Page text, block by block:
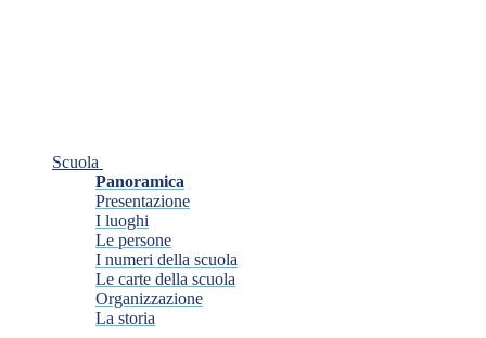
Scuola
Panoramica
Presentazione
I luoghi
Le persone
I numeri della scuola
Le carte della scuola
Organizzazione
La storia